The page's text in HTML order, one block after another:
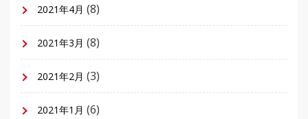
2021年4月 (8)
2021年3月 (8)
2021年2月 (3)
2021年1月 (6)